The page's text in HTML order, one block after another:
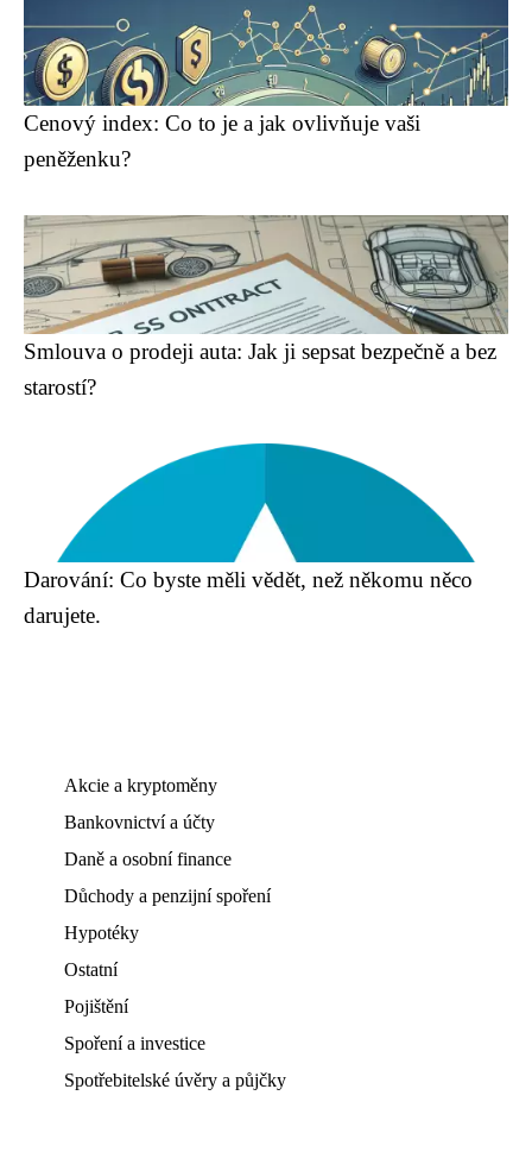
Cenový index: Co to je a jak ovlivňuje vaši
peněženku?
Smlouva o prodeji auta: Jak ji sepsat bezpečně a bez
starostí?
Darování: Co byste měli vědět, než někomu něco
darujete.
Akcie a kryptoměny
Bankovnictví a účty
Daně a osobní finance
Důchody a penzijní spoření
Hypotéky
Ostatní
Pojištění
Spoření a investice
Spotřebitelské úvěry a půjčky